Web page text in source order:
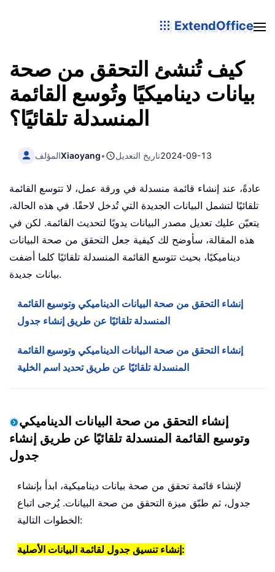
ExtendOffice
كيف تُنشئ التحقق من صحة
بيانات ديناميكيًا وتُوسع القائمة
المنسدلة تلقائيًا؟
المؤلفXiaoyang• تاريخ التعديل2024-09-13
عادةً، عند إنشاء قائمة منسدلة في ورقة عمل، لا تتوسع القائمة
تلقائيًا لتشمل البيانات الجديدة التي تُدخل لاحقًا. في هذه الحالة،
يتعيّن عليك تعديل مصدر البيانات يدويًا لتحديث القائمة. لكن في
هذه المقالة، سأوضح لك كيفية جعل التحقق من صحة البيانات
ديناميكيًا، بحيث تتوسع القائمة المنسدلة تلقائيًا كلما أضفت
بيانات جديدة.
إنشاء التحقق من صحة البيانات الديناميكي وتوسيع القائمة
المنسدلة تلقائيًا عن طريق إنشاء جدول
إنشاء التحقق من صحة البيانات الديناميكي وتوسيع القائمة
المنسدلة تلقائيًا عن طريق تحديد اسم الخلية
إنشاء التحقق من صحة البيانات الديناميكي
وتوسيع القائمة المنسدلة تلقائيًا عن طريق إنشاء
جدول
لإنشاء قائمة تحقق من صحة بيانات ديناميكية، ابدأ بإنشاء
جدول، ثم طبّق ميزة التحقق من صحة البيانات. يُرجى اتباع
الخطوات التالية:
إنشاء تنسيق جدول لقائمة البيانات الأصلية: